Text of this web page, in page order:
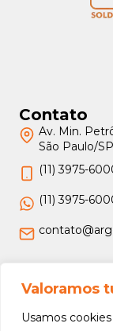
Valoramos
Usamos
Contato
Av. Min.
São Paulo/
(11) 3975-
(11) 3975-
Jurídico
Termos e
Política de